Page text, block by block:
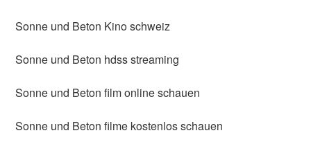
Sonne und Beton Kino schweiz
Sonne und Beton hdss streaming
Sonne und Beton film online schauen
Sonne und Beton filme kostenlos schauen